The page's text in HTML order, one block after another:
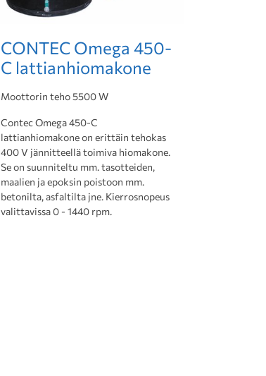
CONTEC Omega 450-
C lattianhiomakone
Moottorin teho 5500 W
Contec Omega 450-C
lattianhiomakone on erittäin tehokas
400 V jännitteellä toimiva hiomakone.
Se on suunniteltu mm. tasotteiden,
maalien ja epoksin poistoon mm.
betonilta, asfaltilta jne. Kierrosnopeus
valittavissa 0 - 1440 rpm.